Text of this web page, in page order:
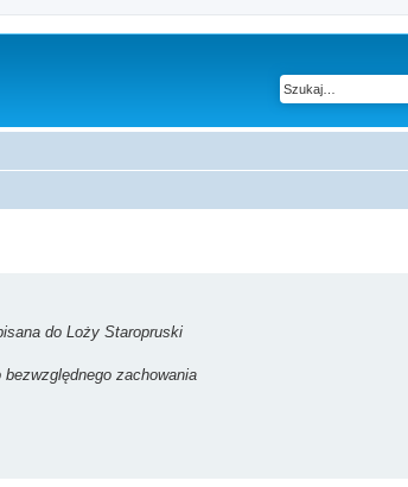
do Loży Staropruski
zachowania